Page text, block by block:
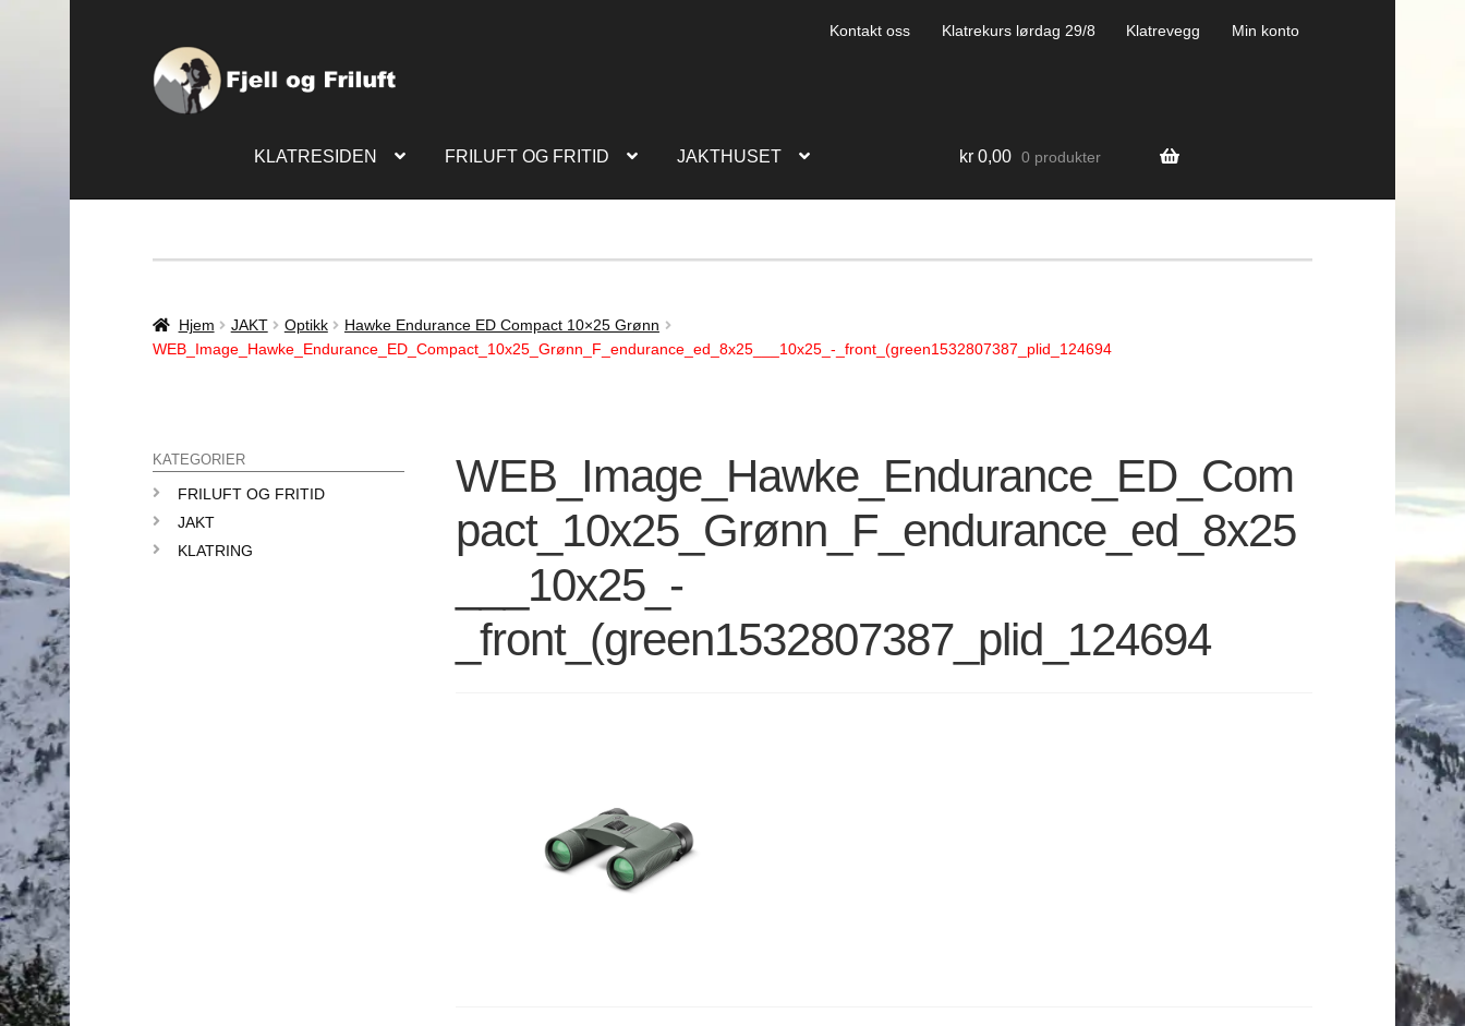
Kontakt oss Klatrekurs lørdag 29/8 Klatrevegg Min konto
KLATRESIDEN FRILUFT OG FRITID JAKTHUSET kr 0,00 0 produkter
Hjem JAKT Optikk
Hawke Endurance ED Compact 10×25 Grønn
WEB_Image_Hawke_Endurance_ED_Compact_10x25_Grønn_F_endurance_ed_8x25___10x25_-_front_(green1532807387_plid_124694
WEB_Image_Hawke_Endurance_ED_Com
pact_10x25_Grønn_F_endurance_ed_8x25
___10x25_-
_front_(green1532807387_plid_124694
KATEGORIER
FRILUFT OG FRITID
JAKT
KLATRING